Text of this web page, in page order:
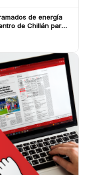
de energía
de Chillán para